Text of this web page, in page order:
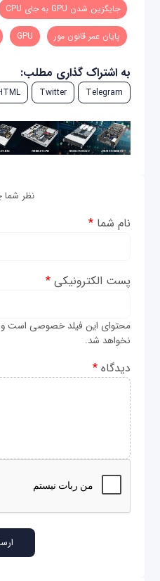
جایگزین شدن GPU به جای CPU
پایان عمر قانون مور GPU
به اشتراک گذاری مطلب:
Telegram
Twitter
نظر
نام شما*
پست الکترونیکی*
محتوای این فیلد خصوصی است
نخواهد شد.
دیدگاه*